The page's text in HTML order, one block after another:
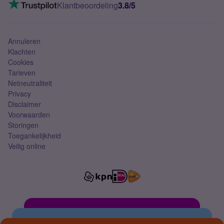
Mobiel abonnement
Klantbeoordeling3.8/5
Annuleren
Klachten
Cookies
Tarieven
Netneutraliteit
Privacy
Disclaimer
Voorwaarden
Storingen
Toegankelijkheid
Veilig online